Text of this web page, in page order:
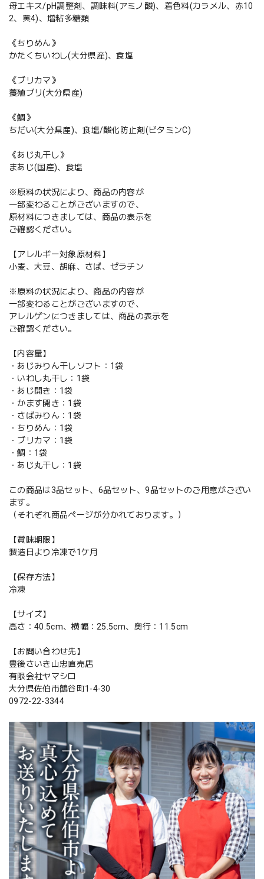
母エキス/pH調整剤、調味料(アミノ酸)、着色料(カラメル、赤10
2、黄4)、増粘多糖類
《ちりめん》
かたくちいわし(大分県産)、食塩
《ブリカマ》
養殖ブリ(大分県産)
《鯛》
ちだい(大分県産)、食塩/酸化防止剤(ビタミンC)
《あじ丸干し》
まあじ(国産)、食塩
※原料の状況により、商品の内容が
一部変わることがございますので、
原材料につきましては、商品の表示を
ご確認ください。
【アレルギー対象原材料】
小麦、大豆、胡麻、さば、ゼラチン
※原料の状況により、商品の内容が
一部変わることがございますので、
アレルゲンにつきましては、商品の表示を
ご確認ください。
【内容量】
・あじみりん干しソフト：1袋
・いわし丸干し：1袋
・あじ開き：1袋
・かます開き：1袋
・さばみりん：1袋
・ちりめん：1袋
・ブリカマ：1袋
・鯛：1袋
・あじ丸干し：1袋
この商品は3品セット、6品セット、9品セットのご用意がござい
ます。
（それぞれ商品ページが分かれております。）
【賞味期限】
製造日より冷凍で1ケ月
【保存方法】
冷凍
【サイズ】
高さ：40.5cm、横幅：25.5cm、奥行：11.5cm
【お問い合わせ先】
豊後さいき山忠直売店
有限会社ヤマシロ
大分県佐伯市鶴谷町1-4-30
0972-22-3344